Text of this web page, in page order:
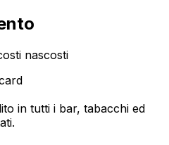
nascosti
in tutti i bar, tabacchi ed